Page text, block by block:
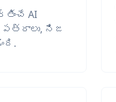
AI
పత్రాలు, నిజ